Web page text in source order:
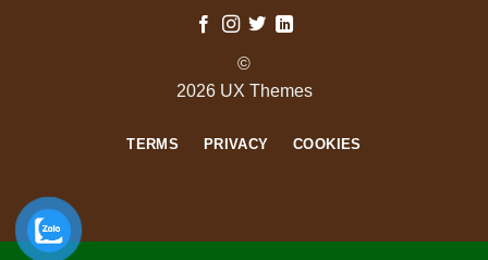
©
2026 UX Themes
TERMS PRIVACY COOKIES